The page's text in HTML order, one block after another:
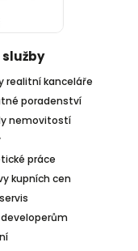
služby
realitní kanceláře
poradenství
nemovitostí
práce
kupních cen
developerům